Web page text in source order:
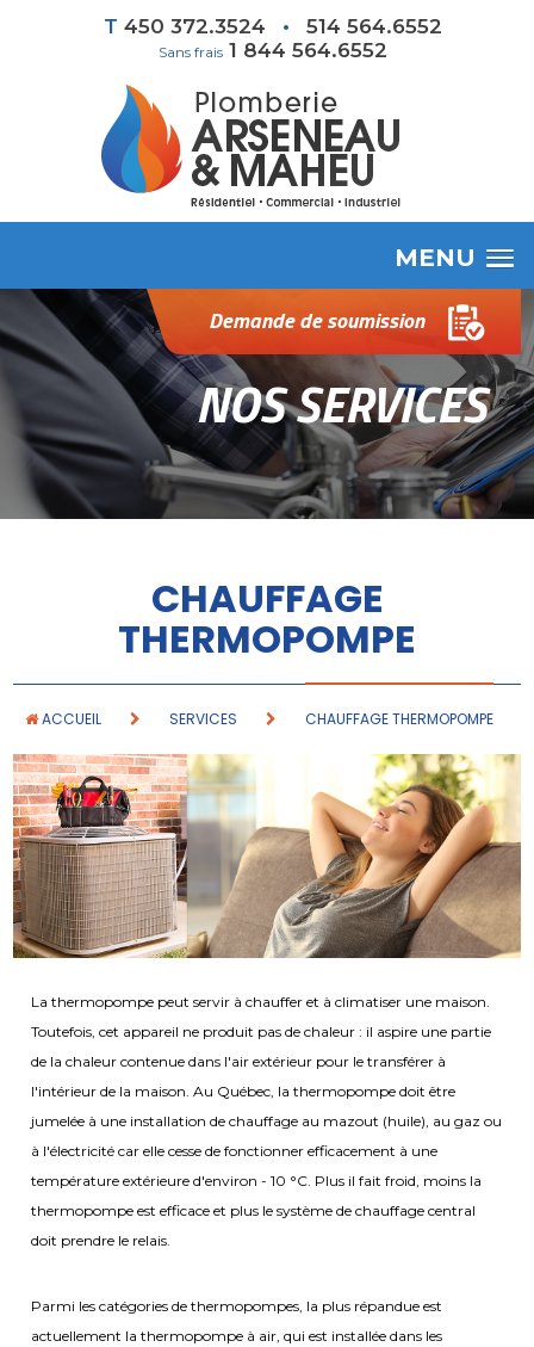
T 450 372.3524 • 514 564.6552
Sans frais 1 844 564.6552
MENU
Demande de soumission
NOS SERVICES
CHAUFFAGE
THERMOPOMPE
ACCUEIL SERVICES CHAUFFAGE THERMOPOMPE
La thermopompe peut servir à chauffer et à climatiser une maison.
Toutefois, cet appareil ne produit pas de chaleur : il aspire une partie
de la chaleur contenue dans l'air extérieur pour le transférer à
l'intérieur de la maison. Au Québec, la thermopompe doit être
jumelée à une installation de chauffage au mazout (huile), au gaz ou
à l'électricité car elle cesse de fonctionner efficacement à une
température extérieure d'environ - 10 °C. Plus il fait froid, moins la
thermopompe est efficace et plus le système de chauffage central
doit prendre le relais.
Parmi les catégories de thermopompes, la plus répandue est
actuellement la thermopompe à air, qui est installée dans les